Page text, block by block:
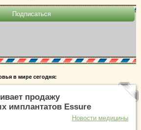
в мире сегодня:
продажу
имплантатов Essure
Новости медицины